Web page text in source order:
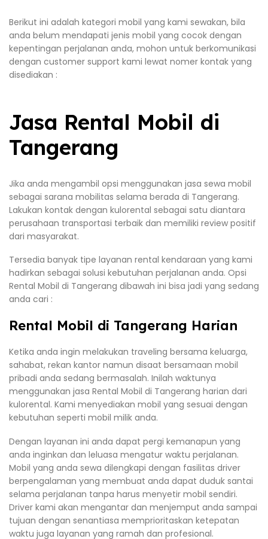
Berikut ini adalah kategori mobil yang kami sewakan, bila
anda belum mendapati jenis mobil yang cocok dengan
kepentingan perjalanan anda, mohon untuk berkomunikasi
dengan customer support kami lewat nomer kontak yang
disediakan :
Jasa Rental Mobil di
Tangerang
Jika anda mengambil opsi menggunakan jasa sewa mobil
sebagai sarana mobilitas selama berada di Tangerang.
Lakukan kontak dengan kulorental sebagai satu diantara
perusahaan transportasi terbaik dan memiliki review positif
dari masyarakat.
Tersedia banyak tipe layanan rental kendaraan yang kami
hadirkan sebagai solusi kebutuhan perjalanan anda. Opsi
Rental Mobil di Tangerang dibawah ini bisa jadi yang sedang
anda cari :
Rental Mobil di Tangerang Harian
Ketika anda ingin melakukan traveling bersama keluarga,
sahabat, rekan kantor namun disaat bersamaan mobil
pribadi anda sedang bermasalah. Inilah waktunya
menggunakan jasa Rental Mobil di Tangerang harian dari
kulorental. Kami menyediakan mobil yang sesuai dengan
kebutuhan seperti mobil milik anda.
Dengan layanan ini anda dapat pergi kemanapun yang
anda inginkan dan leluasa mengatur waktu perjalanan.
Mobil yang anda sewa dilengkapi dengan fasilitas driver
berpengalaman yang membuat anda dapat duduk santai
selama perjalanan tanpa harus menyetir mobil sendiri.
Driver kami akan mengantar dan menjemput anda sampai
tujuan dengan senantiasa memprioritaskan ketepatan
waktu juga layanan yang ramah dan profesional.